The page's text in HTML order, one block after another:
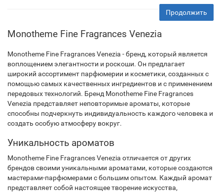
Продолжить
Monotheme Fine Fragrances Venezia
Monotheme Fine Fragrances Venezia - бренд, который является
воплощением элегантности и роскоши. Он предлагает
широкий ассортимент парфюмерии и косметики, созданных с
помощью самых качественных ингредиентов и с применением
передовых технологий. Бренд Monotheme Fine Fragrances
Venezia представляет неповторимые ароматы, которые
способны подчеркнуть индивидуальность каждого человека и
создать особую атмосферу вокруг.
Уникальность ароматов
Monotheme Fine Fragrances Venezia отличается от других
брендов своими уникальными ароматами, которые создаются
мастерами-парфюмерами с большим опытом. Каждый аромат
представляет собой настоящее творение искусства,